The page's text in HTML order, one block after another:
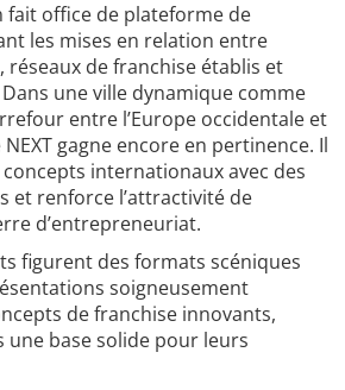
fait office de plateforme de
les mises en relation entre
de franchise établis et
une ville dynamique comme
entre l’Europe occidentale et
gagne encore en pertinence. Il
internationaux avec des
et renforce l’attractivité de
d’entrepreneuriat.
figurent des formats scéniques
soigneusement
de franchise innovants,
base solide pour leurs